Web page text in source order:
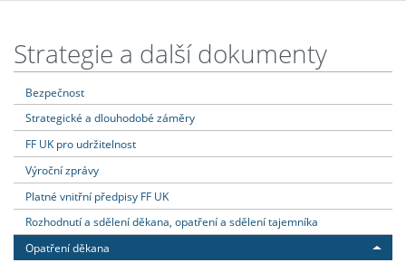
Strategie a další dokumenty
Bezpečnost
Strategické a dlouhodobé záměry
FF UK pro udržitelnost
Výroční zprávy
Platné vnitřní předpisy FF UK
Rozhodnutí a sdělení děkana, opatření a sdělení tajemníka
Opatření děkana